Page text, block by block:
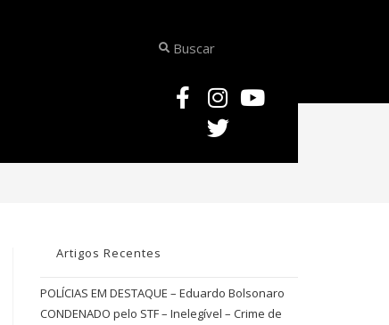
Artigos Recentes
POLÍCIAS EM DESTAQUE – Eduardo Bolsonaro
CONDENADO pelo STF – Inelegível – Crime de